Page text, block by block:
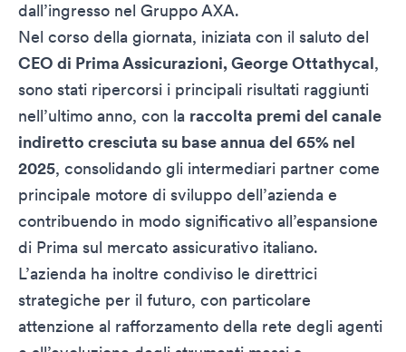
dall’ingresso nel Gruppo AXA.
Nel corso della giornata, iniziata con il saluto del
CEO di Prima Assicurazioni, George Ottathycal,
sono stati ripercorsi i principali risultati raggiunti
nell’ultimo anno, con la raccolta premi del canale
indiretto cresciuta su base annua del 65% nel
2025, consolidando gli intermediari partner come
principale motore di sviluppo dell’azienda e
contribuendo in modo significativo all’espansione
di Prima sul mercato assicurativo italiano.
L’azienda ha inoltre condiviso le direttrici
strategiche per il futuro, con particolare
attenzione al rafforzamento della rete degli agenti